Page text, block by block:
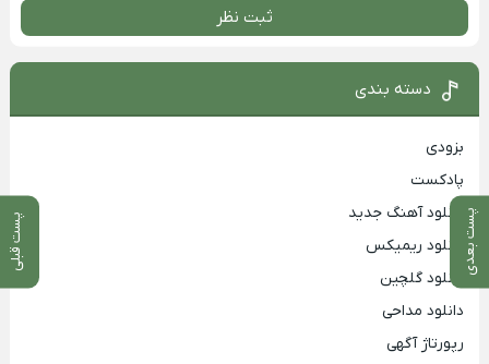
پست بعدی پست قبلی
ثبت نظر
دسته بندی
بزودی
پادکست
دانلود آهنگ جدید
دانلود ریمیکس
دانلود گلچین
دانلود مداحی
رپورتاژ آگهی